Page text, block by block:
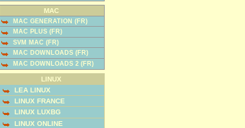
MAC
MAC GENERATION (FR)
MAC PLUS (FR)
SVM MAC (FR)
MAC DOWNLOADS (FR)
MAC DOWNLOADS 2 (FR)
LINUX
LEA LINUX
LINUX FRANCE
LINUX LUXBG
LINUX ONLINE